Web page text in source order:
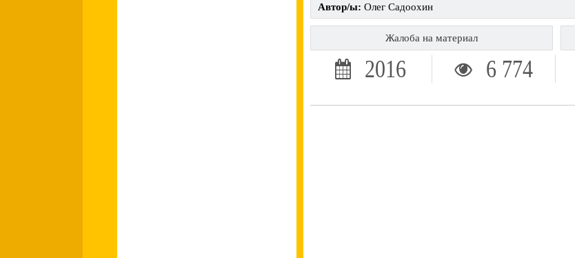
Автор/ы: Олег Садоохин
Жалоба на материал
2016 6 774